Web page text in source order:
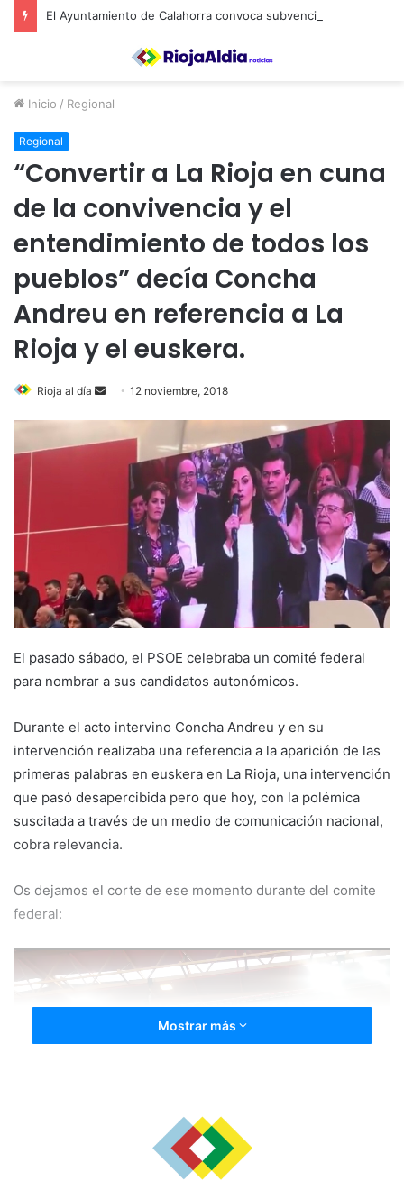
Inicio / Regional
Regional
“Convertir a La Rioja en cuna
de la convivencia y el
entendimiento de todos los
pueblos” decía Concha
Andreu en referencia a La
Rioja y el euskera.
Rioja al día
e
i
12 noviembre, 2018
El pasado sábado, el PSOE celebraba un comité federal
para nombrar a sus candidatos autonómicos.
Durante el acto intervino Concha Andreu y en su
intervención realizaba una referencia a la aparición de las
primeras palabras en euskera en La Rioja, una intervención
que pasó desapercibida pero que hoy, con la polémica
suscitada a través de un medio de comunicación nacional,
cobra relevancia.
Os dejamos el corte de ese momento durante del comite
federal:
Reproductor
de
vídeo
Mostrar más